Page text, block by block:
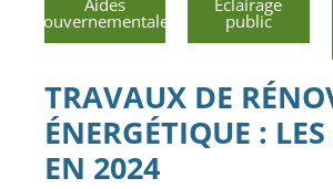
gouvernementales public
​TRAVAUX DE
ÉNERGÉTIQUE :
EN 2024